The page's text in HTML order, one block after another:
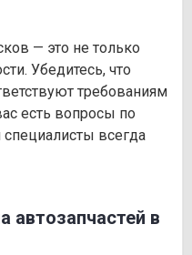
— это не только
Убедитесь, что
требованиям
есть вопросы по
всегда
автозапчастей в